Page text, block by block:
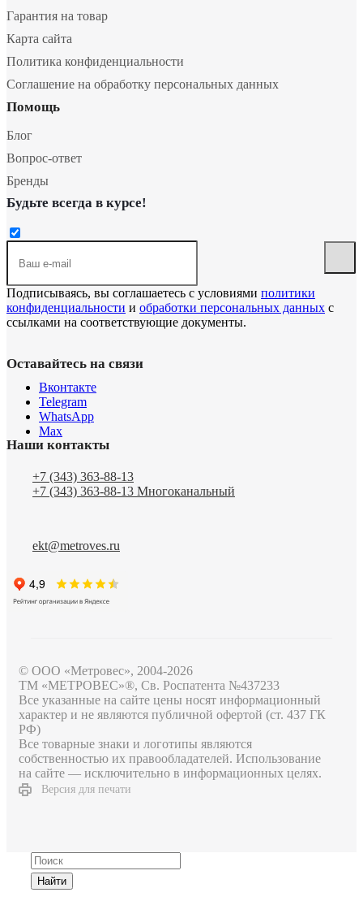
Гарантия на товар
Карта сайта
Политика конфиденциальности
Соглашение на обработку персональных данных
Помощь
Блог
Вопрос-ответ
Бренды
Будьте всегда в курсе!
Подписываясь, вы соглашаетесь с условиями политики
конфиденциальности и обработки персональных данных с
ссылками на соответствующие документы.
Оставайтесь на связи
Вконтакте
Telegram
WhatsApp
Max
Наши контакты
+7 (343) 363-88-13
+7 (343) 363-88-13 Многоканальный
ekt@metroves.ru
© ООО «Метровес», 2004-2026
ТМ «МЕТРОВЕС»®, Св. Роспатента №4​3​7​2​3​3
Все указанные на сайте цены носят информационный
характер и не являются публичной офертой (ст. 437 ГК
РФ)
Все товарные знаки и логотипы являются
собственностью их правообладателей. Использование
на сайте — исключительно в информационных целях.
Версия для печати
Найти